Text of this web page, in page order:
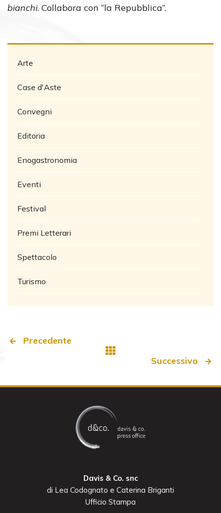
bianchi. Collabora con “la Repubblica”.
Arte
Case d'Aste
Convegni
Editoria
Enogastronomia
Eventi
Festival
Premi Letterari
Spettacolo
Turismo
Precedente
Successivo
Davis & Co. snc
di Lea Codognato e Caterina Briganti
Ufficio Stampa